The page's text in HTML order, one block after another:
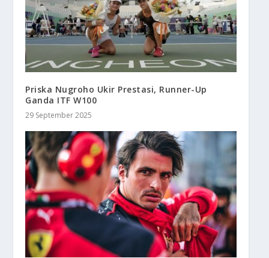
Priska Nugroho Ukir Prestasi, Runner-Up
Ganda ITF W100
29 September 2025